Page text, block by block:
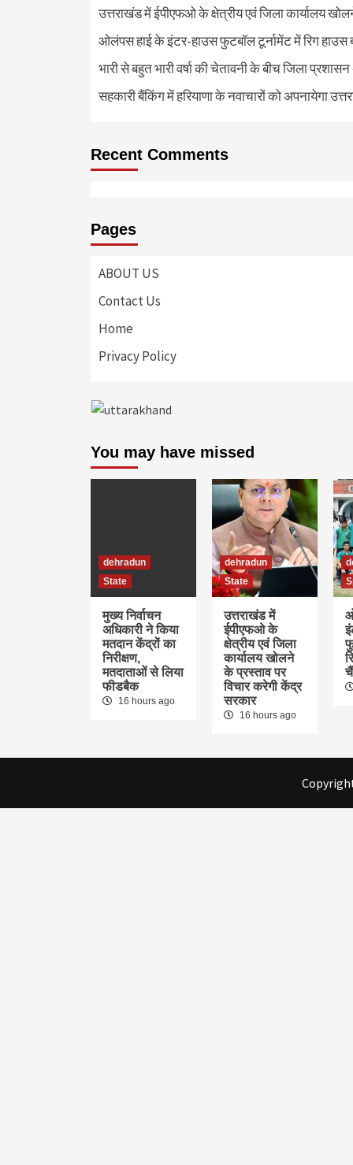
उत्तराखंड में ईपीएफओ के क्षेत्रीय एवं जिला कार्यालय
ओलंपस हाई के इंटर-हाउस फुटबॉल टूर्नामेंट में रिग हाउस
भारी से बहुत भारी वर्षा की चेतावनी के बीच जिला
सहकारी बैंकिंग में हरियाणा के नवाचारों को अपनायेगा
Recent Comments
Pages
ABOUT US
Contact Us
Home
Privacy Policy
You may have missed
dehradun
State
मुख्य निर्वाचन
अधिकारी ने किया
मतदान केंद्रों का
निरीक्षण,
मतदाताओं से लिया
फीडबैक
16 hours ago
dehradun
State
उत्तराखंड में
ईपीएफओ के
क्षेत्रीय एवं जिला
कार्यालय खोलने
के प्रस्ताव पर
विचार करेगी केंद्र
सरकार
16 hours ago